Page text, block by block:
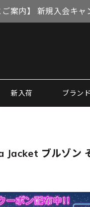
ご案内】 新規入会キ
新入荷 ブラン
Jacket ブルゾン